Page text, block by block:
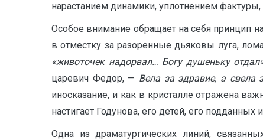
нарастанием динамики, уплотнением
Особое внимание обращает на себя принцип
в отместку за разоренные дьяковы луга,
«животочек надорвал… Богу душеньку
царевич Федор, — Вела за здравие, а свела
иносказание, и как в кристалле отражена
настигает Годунова, его детей, его подданных
Одна из драматургических линий,